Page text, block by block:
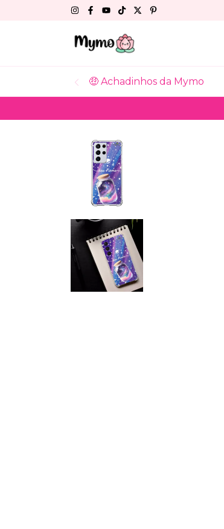
🤑 Achadinhos da Mymo